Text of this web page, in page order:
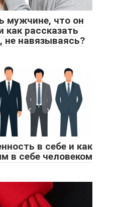
мужчине, что он
как рассказать
не навязываясь?
в себе и как
в себе человеком